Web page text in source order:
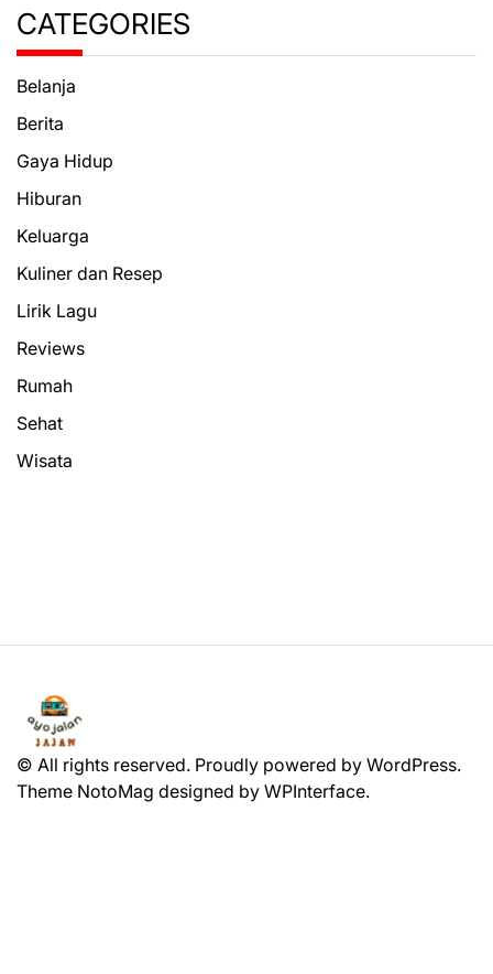
CATEGORIES
Belanja
Berita
Gaya Hidup
Hiburan
Keluarga
Kuliner dan Resep
Lirik Lagu
Reviews
Rumah
Sehat
Wisata
© All rights reserved. Proudly powered by WordPress.
Theme NotoMag designed by WPInterface.